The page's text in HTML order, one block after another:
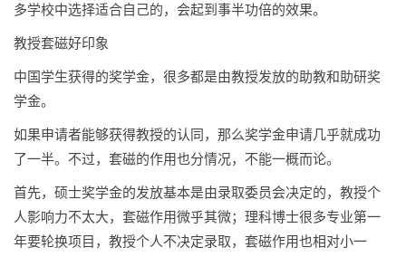
多学校中选择适合自己的，会起到事半功倍的效果。
教授套磁好印象
中国学生获得的奖学金，很多都是由教授发放的助教和助研奖
学金。
如果申请者能够获得教授的认同，那么奖学金申请几乎就成功
了一半。不过，套磁的作用也分情况，不能一概而论。
首先，硕士奖学金的发放基本是由录取委员会决定的，教授个
人影响力不太大，套磁作用微乎其微；理科博士很多专业第一
年要轮换项目，教授个人不决定录取，套磁作用也相对小一